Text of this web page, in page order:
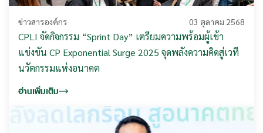
ข่าวสารองค์กร 03 ตุลาคม 2568
CPLI จัดกิจกรรม “Sprint Day” เตรียมความพร้อมผู้เข้า
แข่งขัน CP Exponential Surge 2025 จุดพลังความคิดสู่เวที
นวัตกรรมแห่งอนาคต
อ่านเพิ่มเติม